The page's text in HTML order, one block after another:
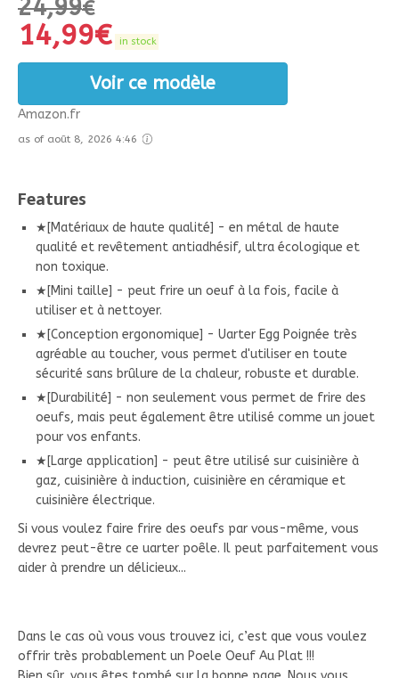
24,99€
14,99€ in stock
Voir ce modèle
Amazon.fr
as of août 8, 2026 4:46
Features
★[Matériaux de haute qualité] - en métal de haute
qualité et revêtement antiadhésif, ultra écologique et
non toxique.
★[Mini taille] - peut frire un oeuf à la fois, facile à
utiliser et à nettoyer.
★[Conception ergonomique] - Uarter Egg Poignée très
agréable au toucher, vous permet d'utiliser en toute
sécurité sans brûlure de la chaleur, robuste et durable.
★[Durabilité] - non seulement vous permet de frire des
oeufs, mais peut également être utilisé comme un jouet
pour vos enfants.
★[Large application] - peut être utilisé sur cuisinière à
gaz, cuisinière à induction, cuisinière en céramique et
cuisinière électrique.
Si vous voulez faire frire des oeufs par vous-même, vous
devrez peut-être ce uarter poêle. Il peut parfaitement vous
aider à prendre un délicieux...
Dans le cas où vous vous trouvez ici, c’est que vous voulez
offrir très probablement un Poele Oeuf Au Plat !!!